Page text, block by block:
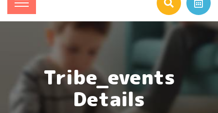
Tribe_events
Details